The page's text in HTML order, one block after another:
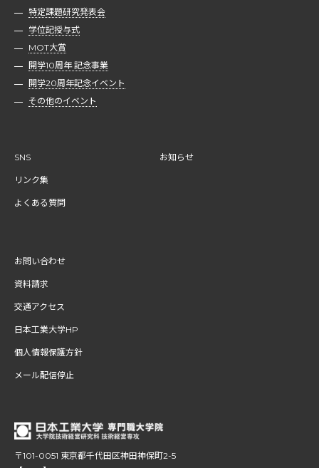
特定課題研究発表会
学位記授与式
MOT大賞
開学10周年 記念事業
開学20周年記念イベント
その他のイベント
SNS
リンク集
よくある質問
お知らせ
お問い合わせ
資料請求
交通アクセス
日本工業大学HP
個人情報保護方針
メール配信停止
〒101-0051 東京都千代田区神田神保町2-5